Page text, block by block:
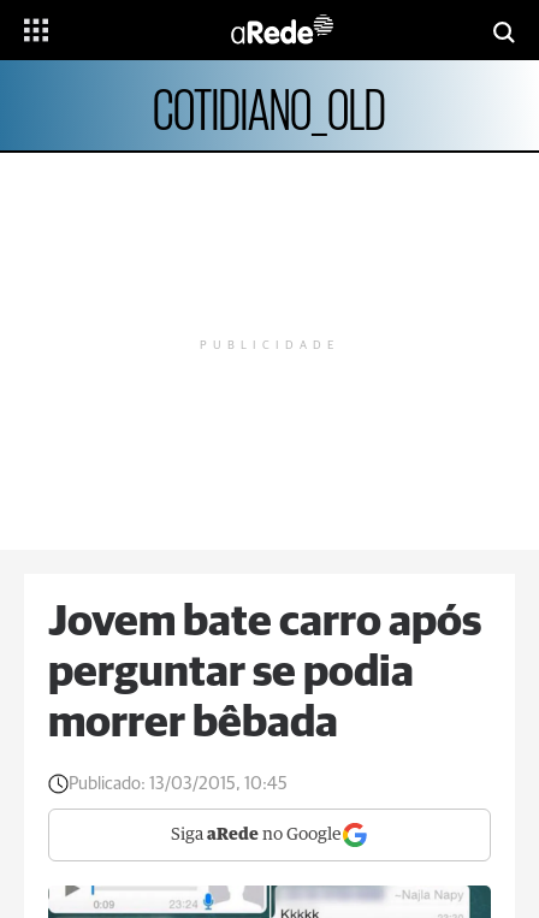
COTIDIANO_OLD
PUBLICIDADE
Jovem bate carro após
perguntar se podia
morrer bêbada
Publicado: 13/03/2015, 10:45
Siga aRede no Google